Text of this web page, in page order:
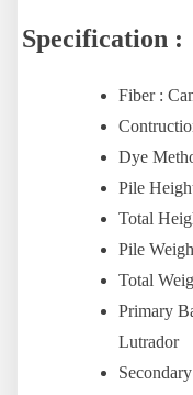
Specification :
Fiber :
Dye
Pile
Total
Pile
Total
Primary
Lutrador